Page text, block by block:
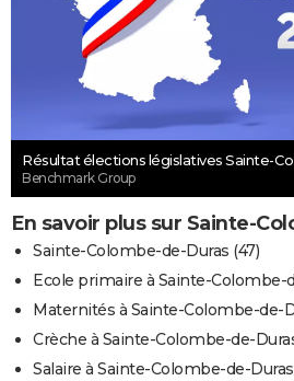
Résultat élections législatives Sainte-
Benchmark Group
En savoir plus sur Sainte-
Sainte-Colombe-de-Duras (47)
Ecole primaire à Sainte-Colombe-
Maternités à Sainte-Colombe-de-
Crèche à Sainte-Colombe-de-
Salaire à Sainte-Colombe-de-Duras